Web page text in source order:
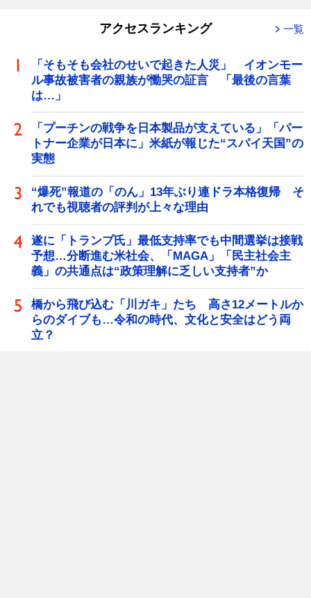
アクセスランキング 一覧
「そもそも会社のせいで起きた人災」 イオンモー
ル事故被害者の親族が慟哭の証言 「最後の言葉
は…」
「プーチンの戦争を日本製品が支えている」「パー
トナー企業が日本に」米紙が報じた“スパイ天国”の
実態
“爆死”報道の「のん」13年ぶり連ドラ本格復帰 そ
れでも視聴者の評判が上々な理由
遂に「トランプ氏」最低支持率でも中間選挙は接戦
予想…分断進む米社会、「MAGA」「民主社会主
義」の共通点は“政策理解に乏しい支持者”か
橋から飛び込む「川ガキ」たち 高さ12メートルか
らのダイブも…令和の時代、文化と安全はどう両
立？